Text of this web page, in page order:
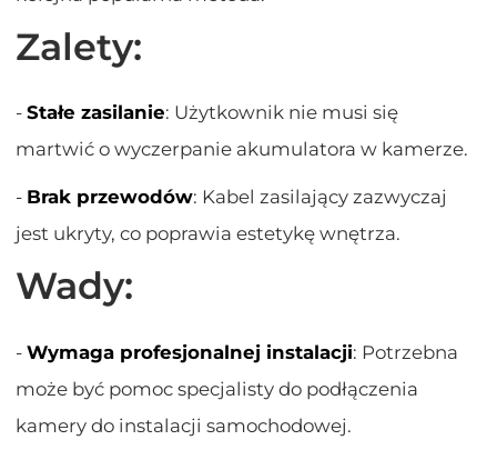
Zalety:
-Stałe zasilanie: Użytkownik nie musi się
martwić o wyczerpanie akumulatora w kamerze.
- Brak przewodów: Kabel zasilający zazwyczaj
jest ukryty, co poprawia estetykę wnętrza.
Wady:
-Wymaga profesjonalnej instalacji: Potrzebna
może być pomoc specjalisty do podłączenia
kamery do instalacji samochodowej.